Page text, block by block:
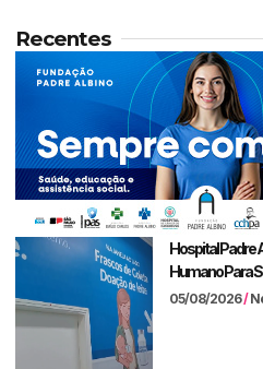
Recentes
Hospital Padre
Humano Para
05/08/2026